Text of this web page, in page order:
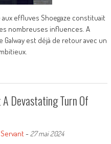
effluves Shoegaze constituait
nombreuses influences. A
est déjà de retour avec un
Devastating Turn Of
- 27 mai 2024